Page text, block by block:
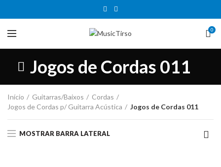
0
Jogos de Cordas 011
Início Guitarras/Baixos
Cordas
Jogos de Cordas p/ Guitarra Acústica
Jogos de Cordas 011
MOSTRAR BARRA LATERAL